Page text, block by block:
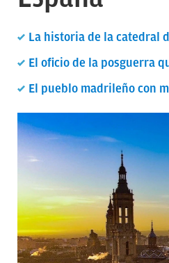
La historia de la catedral
El oficio de la posguerra
El pueblo madrileño con